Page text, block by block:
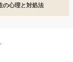
の心理と対処法